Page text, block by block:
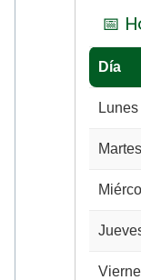
📅
Día
Lunes
Martes